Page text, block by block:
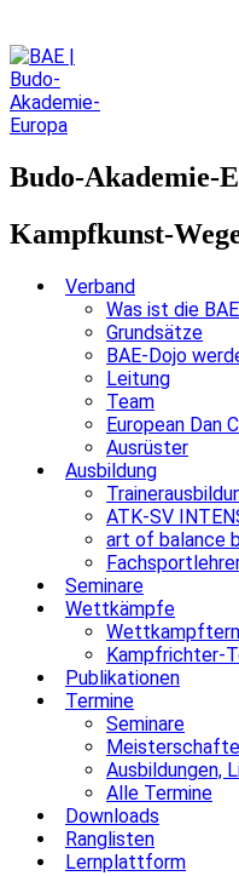
Budo-Akademie-
Kampfkunst-
Verband
Was ist die
Grundsätze
BAE-Dojo
Leitung
Team
European Dan
Ausrüster
Ausbildung
ATK-SV
art of balance
Seminare
Wettkämpfe
Kampfrichter-
Publikationen
Termine
Seminare
Ausbildungen,
Alle Termine
Downloads
Ranglisten
Lernplattform